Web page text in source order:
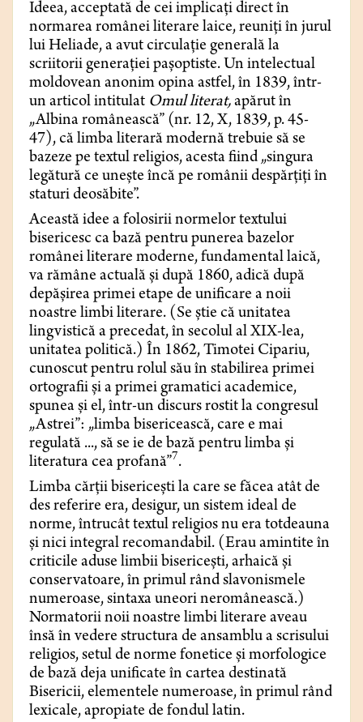
Ideea, acceptată de cei implicați direct în
normarea românei literare laice, reuniți în jurul
lui Heliade, a avut circulație generală la
scriitorii generației pașoptiste. Un intelectual
moldovean anonim opina astfel, în 1839, într-
un articol intitulat Omul literat,apărut în
„Albina românească” (nr. 12, X, 1839, p. 45-
47), că limba literară modernă trebuie să se
bazeze pe textul religios, acesta fiind „singura
legătură ce unește încă pe românii despărțiți în
staturi deosăbite”.
Această idee a folosirii normelor textului
bisericesc ca bază pentru punerea bazelor
românei literare moderne, fundamental laică,
va rămâne actuală și după 1860, adică după
depășirea primei etape de unificare a noii
noastre limbi literare. (Se știe că unitatea
lingvistică a precedat, în secolul al XIX-lea,
unitatea politică.) În 1862, Timotei Cipariu,
cunoscut pentru rolul său în stabilirea primei
ortografii și a primei gramatici academice,
spunea și el, într-un discurs rostit la congresul
„Astrei”: „limba bisericească, care e mai
regulată ..., să se ie de bază pentru limba și
literatura cea profană”7.
Limba cărții bisericești la care se făcea atât de
des referire era, desigur, un sistem ideal de
norme, întrucât textul religios nu era totdeauna
și nici integral recomandabil. (Erau amintite în
criticile aduse limbii bisericești, arhaică și
conservatoare, în primul rând slavonismele
numeroase, sintaxa uneori neromânească.)
Normatorii noii noastre limbi literare aveau
însă în vedere structura de ansamblu a scrisului
religios, setul de norme fonetice și morfologice
de bază deja unificate în cartea destinată
Bisericii, elementele numeroase, în primul rând
lexicale, apropiate de fondul latin.